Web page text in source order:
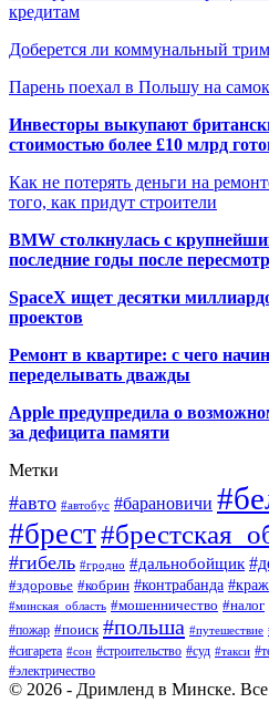
кредитам
Доберется ли коммунальный
Парень поехал в Польшу на
Инвесторы выкупают
стоимостью более £10 млрд
Как не потерять деньги на
того, как придут строители
BMW столкнулась с
последние годы после
SpaceX ищет десятки
проектов
Ремонт в квартире: с чего
переделывать дважды
Apple предупредила о
за дефицита памяти
Метки
#авто #автобус #барановичи
#брест
#гибель #гродно #дальнобойщик
#здоровье #кобрин #контрабанда
#минская_область #мошенничество #налог
#пожар #поиск #польша #путешествие
#сигарета #сон #строительство #суд #такси
#электричество
© 2026 - Дримленд в Минске.